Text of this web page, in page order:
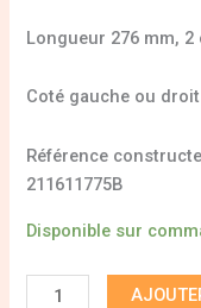
Longueur 276 mm,
Coté gauche ou droit
Référence
211611775B
Disponible sur